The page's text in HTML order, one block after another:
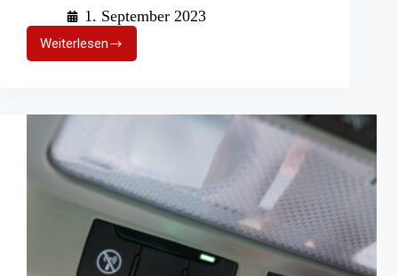
1. September 2023
WeiterlesenUnglücksreihe:
Zwei
in